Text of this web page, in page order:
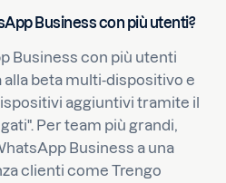
Business con più utenti?
Business con più utenti
beta multi-dispositivo e
aggiuntivi tramite il
Per team più grandi,
Business a una
clienti come Trengo